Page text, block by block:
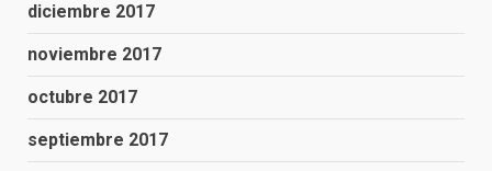
diciembre 2017
noviembre 2017
octubre 2017
septiembre 2017